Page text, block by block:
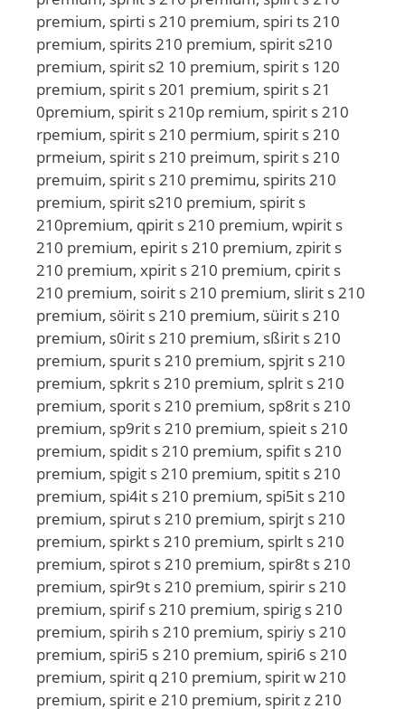
premium, spirti s 210 premium, spiri ts 210
premium, spirits 210 premium, spirit s210
premium, spirit s2 10 premium, spirit s 120
premium, spirit s 201 premium, spirit s 21
0premium, spirit s 210p remium, spirit s 210
rpemium, spirit s 210 permium, spirit s 210
prmeium, spirit s 210 preimum, spirit s 210
premuim, spirit s 210 premimu, spirits 210
premium, spirit s210 premium, spirit s
210premium, qpirit s 210 premium, wpirit s
210 premium, epirit s 210 premium, zpirit s
210 premium, xpirit s 210 premium, cpirit s
210 premium, soirit s 210 premium, slirit s 210
premium, söirit s 210 premium, süirit s 210
premium, s0irit s 210 premium, sßirit s 210
premium, spurit s 210 premium, spjrit s 210
premium, spkrit s 210 premium, splrit s 210
premium, sporit s 210 premium, sp8rit s 210
premium, sp9rit s 210 premium, spieit s 210
premium, spidit s 210 premium, spifit s 210
premium, spigit s 210 premium, spitit s 210
premium, spi4it s 210 premium, spi5it s 210
premium, spirut s 210 premium, spirjt s 210
premium, spirkt s 210 premium, spirlt s 210
premium, spirot s 210 premium, spir8t s 210
premium, spir9t s 210 premium, spirir s 210
premium, spirif s 210 premium, spirig s 210
premium, spirih s 210 premium, spiriy s 210
premium, spiri5 s 210 premium, spiri6 s 210
premium, spirit q 210 premium, spirit w 210
premium, spirit e 210 premium, spirit z 210